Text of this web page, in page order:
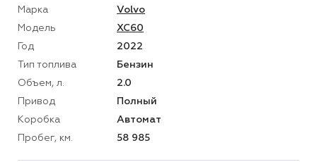
Марка
Volvo
Модель
XC60
Год
2022
Тип топлива
Бензин
Объем, л.
2.0
Привод
Полный
Коробка
Автомат
Пробег, км.
58 985